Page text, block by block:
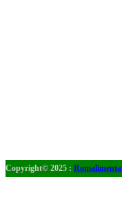
Copyright© 2025 : Romalimenta